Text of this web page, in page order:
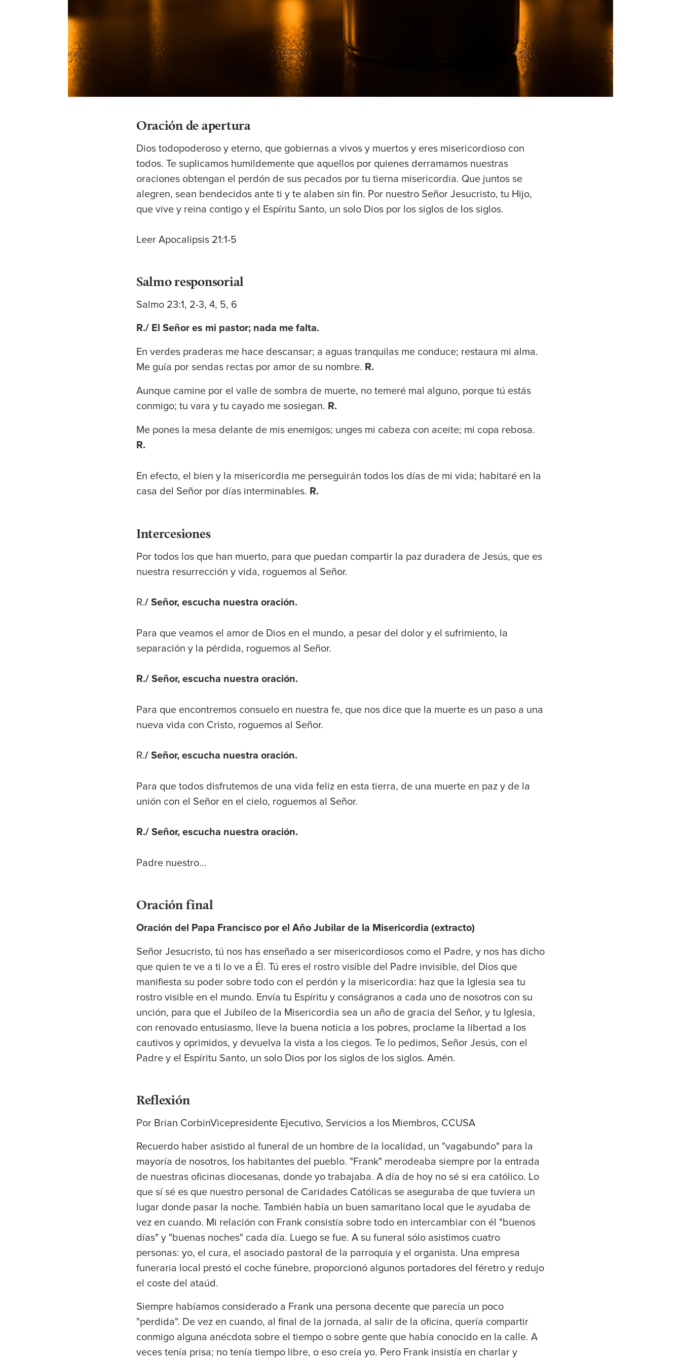
Oración de apertura
Dios todopoderoso y eterno, que gobiernas a vivos y muertos y eres misericordioso con
todos. Te suplicamos humildemente que aquellos por quienes derramamos nuestras
oraciones obtengan el perdón de sus pecados por tu tierna misericordia. Que juntos se
alegren, sean bendecidos ante ti y te alaben sin fin. Por nuestro Señor Jesucristo, tu Hijo,
que vive y reina contigo y el Espíritu Santo, un solo Dios por los siglos de los siglos.
Leer Apocalipsis 21:1-5
Salmo responsorial
Salmo 23:1, 2-3, 4, 5, 6
R./ El Señor es mi pastor; nada me falta.
En verdes praderas me hace descansar; a aguas tranquilas me conduce; restaura mi alma.
Me guía por sendas rectas por amor de su nombre. R.
Aunque camine por el valle de sombra de muerte, no temeré mal alguno, porque tú estás
conmigo; tu vara y tu cayado me sosiegan. R.
Me pones la mesa delante de mis enemigos; unges mi cabeza con aceite; mi copa rebosa.
R.
En efecto, el bien y la misericordia me perseguirán todos los días de mi vida; habitaré en la
casa del Señor por días interminables. R.
Intercesiones
Por todos los que han muerto, para que puedan compartir la paz duradera de Jesús, que es
nuestra resurrección y vida, roguemos al Señor.
R./ Señor, escucha nuestra oración.
Para que veamos el amor de Dios en el mundo, a pesar del dolor y el sufrimiento, la
separación y la pérdida, roguemos al Señor.
R./ Señor, escucha nuestra oración.
Para que encontremos consuelo en nuestra fe, que nos dice que la muerte es un paso a una
nueva vida con Cristo, roguemos al Señor.
R./ Señor, escucha nuestra oración.
Para que todos disfrutemos de una vida feliz en esta tierra, de una muerte en paz y de la
unión con el Señor en el cielo, roguemos al Señor.
R./ Señor, escucha nuestra oración.
Padre nuestro...
Oración final
Oración del Papa Francisco por el Año Jubilar de la Misericordia (extracto)
Señor Jesucristo, tú nos has enseñado a ser misericordiosos como el Padre, y nos has dicho
que quien te ve a ti lo ve a Él. Tú eres el rostro visible del Padre invisible, del Dios que
manifiesta su poder sobre todo con el perdón y la misericordia: haz que la Iglesia sea tu
rostro visible en el mundo. Envía tu Espíritu y conságranos a cada uno de nosotros con su
unción, para que el Jubileo de la Misericordia sea un año de gracia del Señor, y tu Iglesia,
con renovado entusiasmo, lleve la buena noticia a los pobres, proclame la libertad a los
cautivos y oprimidos, y devuelva la vista a los ciegos. Te lo pedimos, Señor Jesús, con el
Padre y el Espíritu Santo, un solo Dios por los siglos de los siglos. Amén.
Reflexión
Por Brian CorbinVicepresidente Ejecutivo, Servicios a los Miembros, CCUSA
Recuerdo haber asistido al funeral de un hombre de la localidad, un "vagabundo" para la
mayoría de nosotros, los habitantes del pueblo. "Frank" merodeaba siempre por la entrada
de nuestras oficinas diocesanas, donde yo trabajaba. A día de hoy no sé si era católico. Lo
que sí sé es que nuestro personal de Caridades Católicas se aseguraba de que tuviera un
lugar donde pasar la noche. También había un buen samaritano local que le ayudaba de
vez en cuando. Mi relación con Frank consistía sobre todo en intercambiar con él "buenos
días" y "buenas noches" cada día. Luego se fue. A su funeral sólo asistimos cuatro
personas: yo, el cura, el asociado pastoral de la parroquia y el organista. Una empresa
funeraria local prestó el coche fúnebre, proporcionó algunos portadores del féretro y redujo
el coste del ataúd.
Siempre habíamos considerado a Frank una persona decente que parecía un poco
"perdida". De vez en cuando, al final de la jornada, al salir de la oficina, quería compartir
conmigo alguna anécdota sobre el tiempo o sobre gente que había conocido en la calle. A
veces tenía prisa; no tenía tiempo libre, o eso creía yo. Pero Frank insistía en charlar y